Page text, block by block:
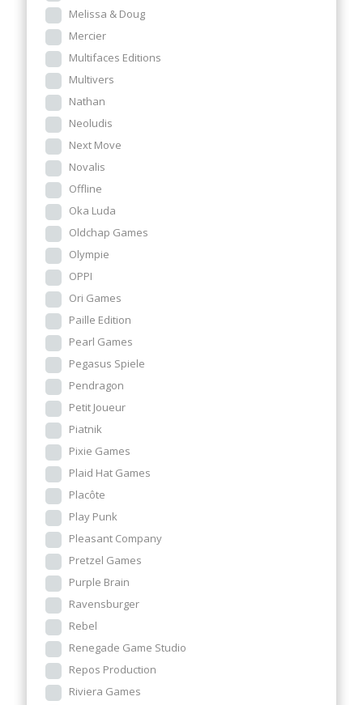
Melissa & Doug
Mercier
Multifaces Editions
Multivers
Nathan
Neoludis
Next Move
Novalis
Offline
Oka Luda
Oldchap Games
Olympie
OPPI
Ori Games
Paille Edition
Pearl Games
Pegasus Spiele
Pendragon
Petit Joueur
Piatnik
Pixie Games
Plaid Hat Games
Placôte
Play Punk
Pleasant Company
Pretzel Games
Purple Brain
Ravensburger
Rebel
Renegade Game Studio
Repos Production
Riviera Games